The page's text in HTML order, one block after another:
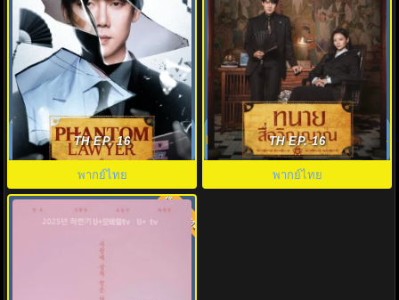
ทนายผีเข้าผีออก (2026) Phantom
Lawyer พากย์ไทย EP.1-16 (จบ)
TH EP. 16
พากย์ไทย
ทนายสื่อวิญญาณ (2026)
Phantom Lawyer พากย์ไทย EP.1-
16 (จบ)
TH EP. 16
พากย์ไทย
8.0 พากย์ไทย